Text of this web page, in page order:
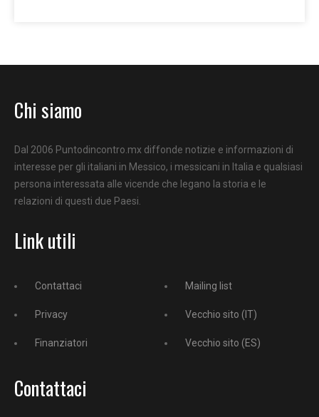
Chi siamo
Dal 2006 Puntodincontro.mx diffonde notizie e informazioni di
interesse per gli italiani in Messico, i messicani in Italia e qualsiasi
persona interessata alle vicende che legano la storia e le
relazioni di questi due Paesi.
Link utili
Contattaci
Privacy
Finanziatori
Mailing list
Vecchio sito (IT)
Vecchio sito (ES)
Contattaci